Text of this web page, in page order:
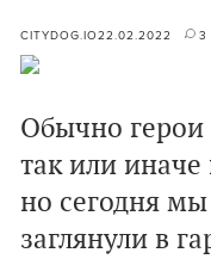
CITYDOG.IO22.02.2022 3
Обычно герои
так или
но сегодня
заглянули в